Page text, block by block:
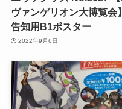
ヴァンゲリオン大博覧会】
告知用B1ポスター
2022年9月6日